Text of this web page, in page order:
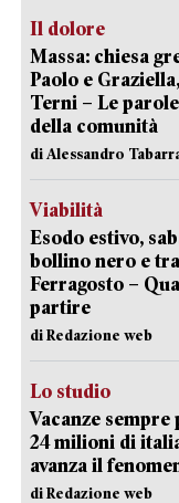
Il dolore
Massa: chiesa
Paolo e
Terni – Le
della comunità
di Alessandro
Viabilità
Esodo estivo,
bollino nero e
Ferragosto –
partire
di Redazione web
Lo studio
Vacanze sempre
24 milioni di
avanza il
di Redazione web